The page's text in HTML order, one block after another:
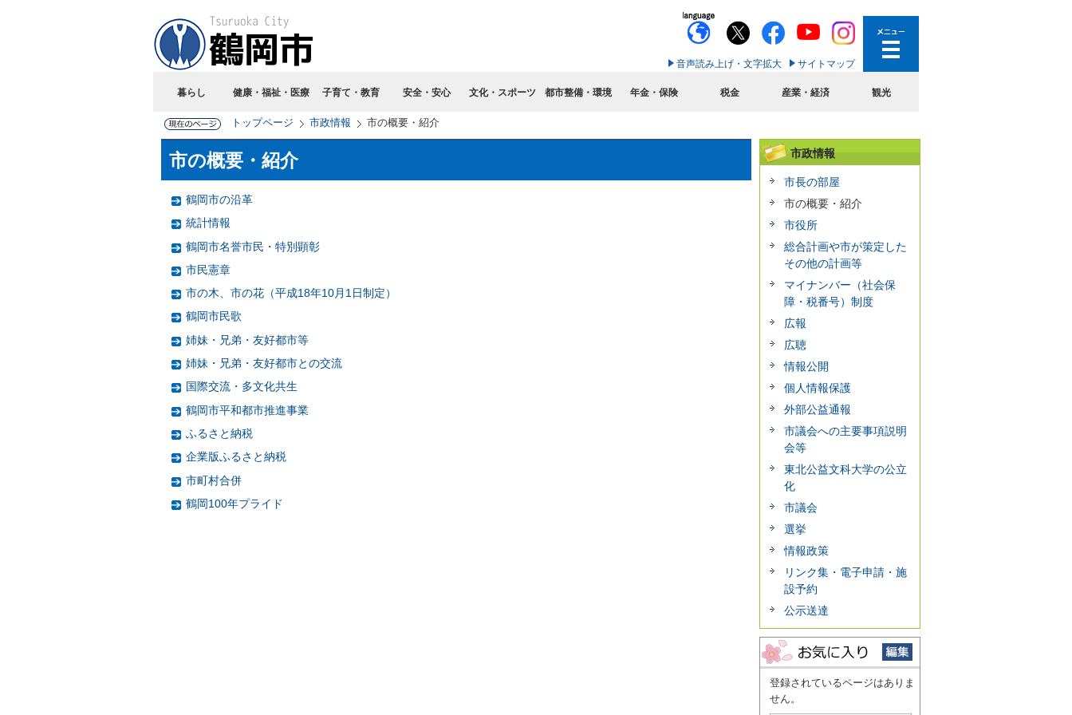
音声読み上げ・文字拡大 サイトマップ
暮らし 健康・福祉・医療 子育て・教育 安全・安心 文化・スポーツ 都市整備・環境 年金・保険 税金 産業・経済 観光
トップページ 市政情報 市の概要・紹介
市の概要・紹介
鶴岡市の沿革
統計情報
鶴岡市名誉市民・特別顕彰
市民憲章
市の木、市の花（平成18年10月1日制定）
鶴岡市民歌
姉妹・兄弟・友好都市等
姉妹・兄弟・友好都市との交流
国際交流・多文化共生
鶴岡市平和都市推進事業
ふるさと納税
企業版ふるさと納税
市町村合併
鶴岡100年プライド
市政情報
市長の部屋
市の概要・紹介
市役所
総合計画や市が策定した
その他の計画等
マイナンバー（社会保
障・税番号）制度
広報
広聴
情報公開
個人情報保護
外部公益通報
市議会への主要事項説明
会等
東北公益文科大学の公立
化
市議会
選挙
情報政策
リンク集・電子申請・施
設予約
公示送達
登録されているページはありま
せん。